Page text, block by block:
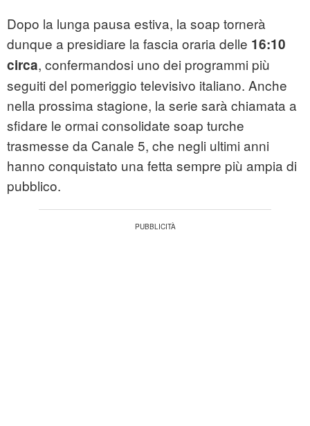
Dopo la lunga pausa estiva, la soap tornerà
dunque a presidiare la fascia oraria delle 16:10
circa, confermandosi uno dei programmi più
seguiti del pomeriggio televisivo italiano. Anche
nella prossima stagione, la serie sarà chiamata a
sfidare le ormai consolidate soap turche
trasmesse da Canale 5, che negli ultimi anni
hanno conquistato una fetta sempre più ampia di
pubblico.